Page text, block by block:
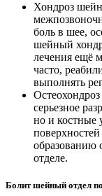
Хондроз
боль в шее,
шейный
лечения ещё
часто,
выполнять
серьезное
но и костные
образованию
отделе.
Болит шейный отдел